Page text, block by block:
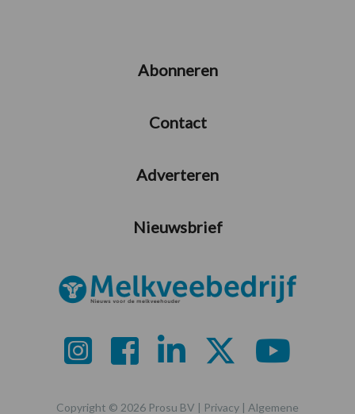
Abonneren
Contact
Adverteren
Nieuwsbrief
Copyright © 2026 Prosu BV | Privacy | Algemene